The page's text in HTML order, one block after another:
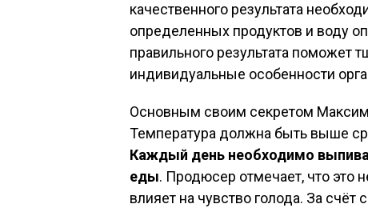
качественного результата
определенных продуктов и воду
правильного результата поможет
индивидуальные особенности
Основным своим секретом
Температура должна быть выше
Каждый день необходимо
еды. Продюсер отмечает, что это
влияет на чувство голода. За